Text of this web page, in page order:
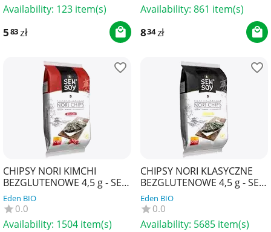
Availability: 123 item(s)
583 zł
Availability: 861 item(s)
834 zł
CHIPSY NORI KIMCHI
BEZGLUTENOWE 4,5 g - SEN
SOY
Eden BIO
0.0
Availability: 1504 item(s)
CHIPSY NORI KLASYCZNE
BEZGLUTENOWE 4,5 g - SEN
SOY
Eden BIO
0.0
Availability: 5685 item(s)